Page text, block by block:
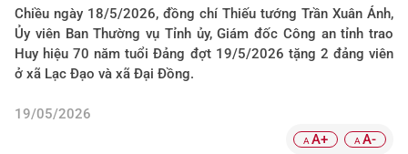
Chiều ngày 18/5/2026, đồng chí Thiếu tướng Trần Xuân Ánh,
Ủy viên Ban Thường vụ Tỉnh ủy, Giám đốc Công an tỉnh trao
Huy hiệu 70 năm tuổi Đảng đợt 19/5/2026 tặng 2 đảng viên
ở xã Lạc Đạo và xã Đại Đồng.
19/05/2026
A A+ A A-